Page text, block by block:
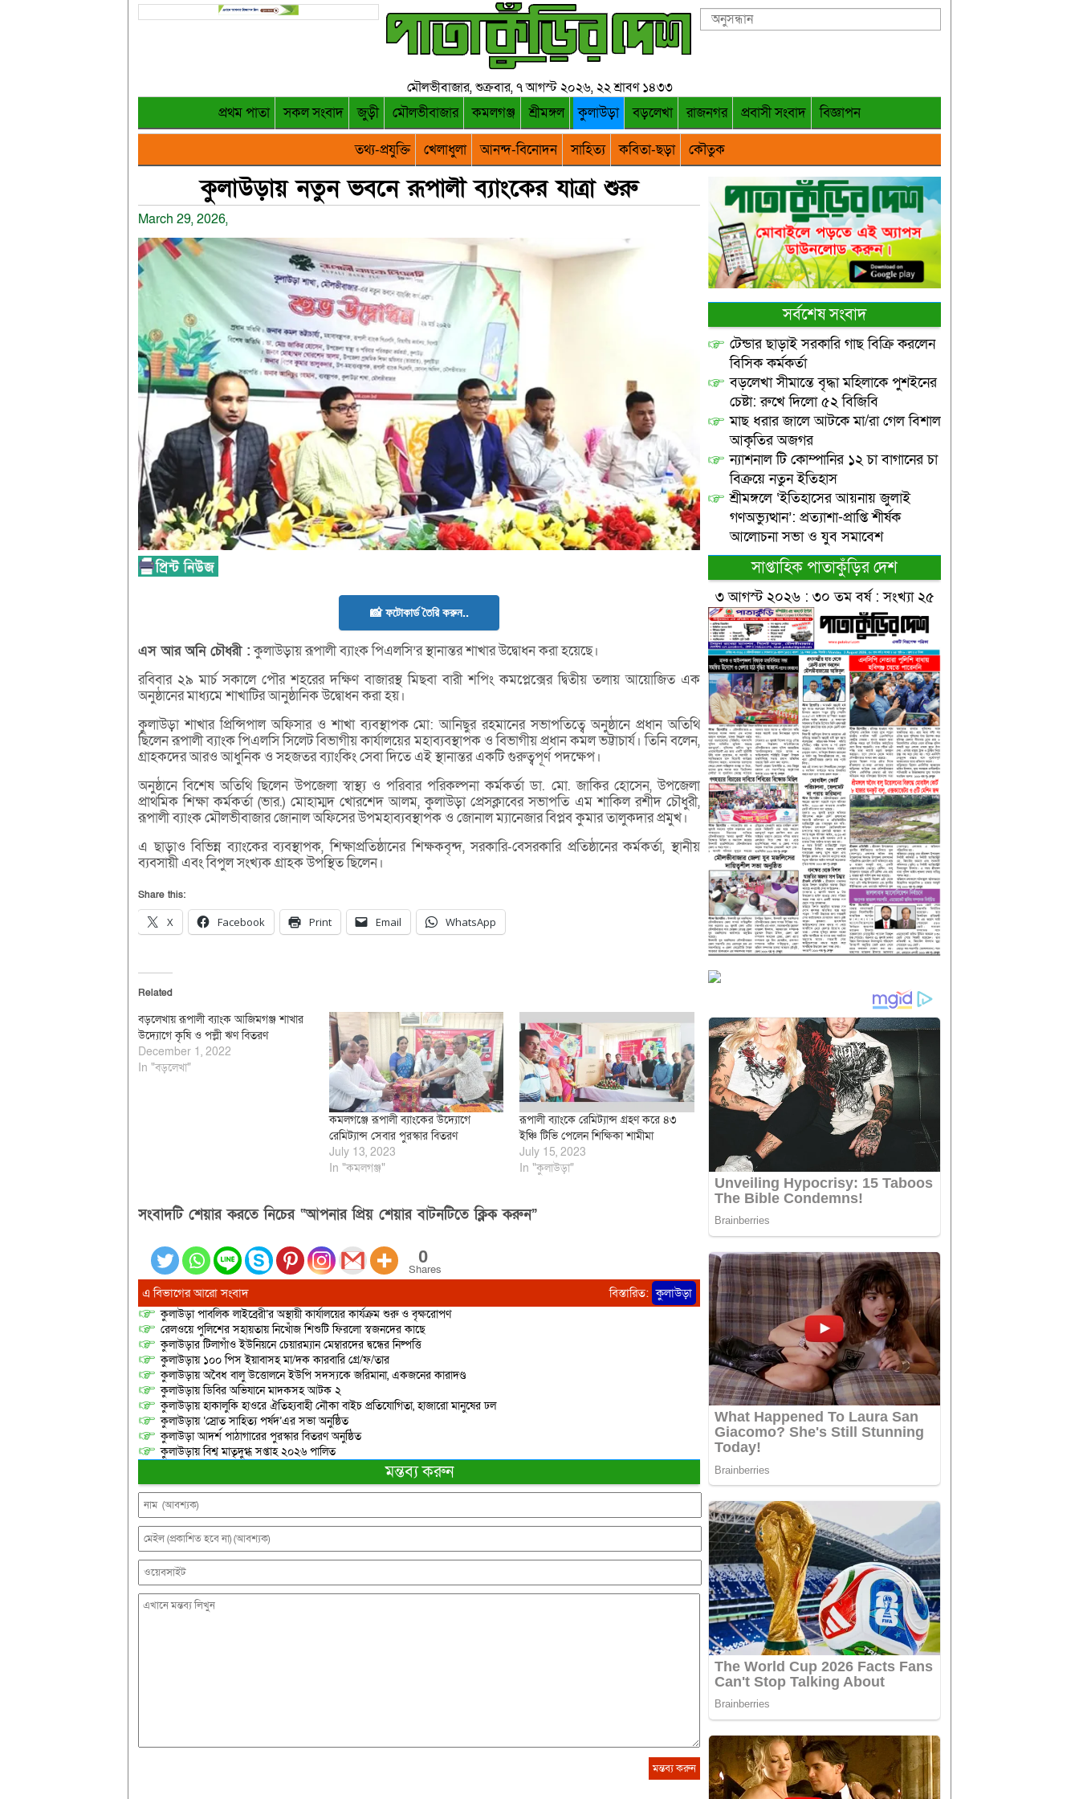
মৌলভীবাজার, শুক্রবার, ৭ আগস্ট ২০২৬, ২২ শ্রাবণ ১৪৩৩
প্রথম পাতা সকল সংবাদ জুড়ী মৌলভীবাজার কমলগঞ্জ শ্রীমঙ্গল কুলাউড়া বড়লেখা রাজনগর প্রবাসী সংবাদ
বিজ্ঞাপন
তথ্য-প্রযুক্তি
খেলাধুলা আনন্দ-বিনোদন সাহিত্য কবিতা-ছড়া কৌতুক
কুলাউড়ায় নতুন ভবনে রূপালী ব্যাংকের যাত্রা শুরু
March 29, 2026,
📸 ফটোকার্ড তৈরি করুন..
এসআরঅনিচৌধরী :কুলাউড়ায় রূপালী ব্যাংক পিএলসি’র স্থানান্তর শাখার উদ্বোধন করা হয়েছে।
রবিবার ২৯ মার্চ সকালে পৌর শহরের দক্ষিণ বাজারস্থ মিছবা বারী শপিং কমপ্লেক্সের দ্বিতীয় তলায় আয়োজিত এক
অনুষ্ঠানের মাধ্যমে শাখাটির আনুষ্ঠানিক উদ্বোধন করা হয়।
কুলাউড়া শাখার প্রিন্সিপাল অফিসার ও শাখা ব্যবস্থাপক মো: আনিছুর রহমানের সভাপতিত্বে অনুষ্ঠানে প্রধান অতিথি
ছিলেন রূপালী ব্যাংক পিএলসি সিলেট বিভাগীয় কার্যালয়ের মহাব্যবস্থাপক ও বিভাগীয় প্রধান কমল ভট্টাচার্য। তিনি বলেন,
গ্রাহকদের আরও আধুনিক ও সহজতর ব্যাংকিং সেবা দিতে এই স্থানান্তর একটি গুরুত্বপূর্ণ পদক্ষেপ।
অনুষ্ঠানে বিশেষ অতিথি ছিলেন উপজেলা স্বাস্থ্য ও পরিবার পরিকল্পনা কর্মকর্তা ডা. মো. জাকির হোসেন, উপজেলা
প্রাথমিক শিক্ষা কর্মকর্তা (ভার.) মোহাম্মদ খোরশেদ আলম, কুলাউড়া প্রেসক্লাবের সভাপতি এম শাকিল রশীদ চৌধুরী,
রূপালী ব্যাংক মৌলভীবাজার জোনাল অফিসের উপমহাব্যবস্থাপক ও জোনাল ম্যানেজার বিপ্লব কুমার তালুকদার প্রমুখ।
এ ছাড়াও বিভিন্ন ব্যাংকের ব্যবস্থাপক, শিক্ষাপ্রতিষ্ঠানের শিক্ষকবৃন্দ, সরকারি-বেসরকারি প্রতিষ্ঠানের কর্মকর্তা, স্থানীয়
ব্যবসায়ী এবং বিপুল সংখ্যক গ্রাহক উপস্থিত ছিলেন।
Share this:
X Facebook Print Email WhatsApp
Related
বড়লেখায় রূপালী ব্যাংক আজিমগঞ্জ শাখার
উদ্যোগে কৃষি ও পল্লী ঋণ বিতরণ
December 1, 2022
In "বড়লেখা"
কমলগঞ্জে রূপালী ব্যাংকের উদ্যোগে
রেমিট্যান্স সেবার পুরস্কার বিতরণ
July 13, 2023
In "কমলগঞ্জ"
রূপালী ব্যাংকে রেমিট্যান্স গ্রহণ করে ৪৩
ইঞ্চি টিভি পেলেন শিক্ষিকা শামীমা
July 15, 2023
In "কুলাউড়া"
সংবাদটি শেয়ার করতে নিচের “আপনার প্রিয় শেয়ার বাটনটিতে ক্লিক করুন”
0
Shares
এ বিভাগের আরো সংবাদ বিস্তারিত: কুলাউড়া
কুলাউড়া পাবলিক লাইব্রেরী’র অস্থায়ী কার্যালয়ের কার্যক্রম শুরু ও বৃক্ষরোপণ
রেলওয়ে পুলিশের সহায়তায় নিখোঁজ শিশুটি ফিরলো স্বজনদের কাছে
কুলাউড়ার টিলাগাঁও ইউনিয়নে চেয়ারম্যান মেম্বারদের দ্বন্ধের নিষ্পত্তি
কুলাউড়ায় ১০০ পিস ইয়াবাসহ মা/দক কারবারি গ্রে/ফ/তার
কুলাউড়ায় অবৈধ বালু উত্তোলনে ইউপি সদস্যকে জরিমানা, একজনের কারাদণ্ড
কুলাউড়ায় ডিবির অভিযানে মাদকসহ আটক ২
কুলাউড়ায় হাকালুকি হাওরে ঐতিহ্যবাহী নৌকা বাইচ প্রতিযোগিতা, হাজারো মানুষের ঢল
কুলাউড়ায় ‘স্রোত সাহিত্য পর্ষদ’এর সভা অনুষ্ঠিত
কুলাউড়া আদর্শ পাঠাগারের পুরস্কার বিতরণ অনুষ্ঠিত
কুলাউড়ায় বিশ্ব মাতৃদুগ্ধ সপ্তাহ ২০২৬ পালিত
মন্তব্য করুন
সর্বশেষ সংবাদ
টেন্ডার ছাড়াই সরকারি গাছ বিক্রি করলেন
বিসিক কর্মকর্তা
বড়লেখা সীমান্তে বৃদ্ধা মহিলাকে পুশইনের
চেষ্টা: রুখে দিলো ৫২ বিজিবি
মাছ ধরার জালে আটকে মা/রা গেল বিশাল
আকৃতির অজগর
ন্যাশনাল টি কোম্পানির ১২ চা বাগানের চা
বিক্রয়ে নতুন ইতিহাস
শ্রীমঙ্গলে ‘ইতিহাসের আয়নায় জুলাই
গণঅভ্যুত্থান’: প্রত্যাশা-প্রাপ্তি শীর্ষক
আলোচনা সভা ও যুব সমাবেশ
সাপ্তাহিক পাতাকুঁড়ির দেশ
৩ আগস্ট ২০২৬ : ৩০ তম বর্ষ : সংখ্যা ২৫